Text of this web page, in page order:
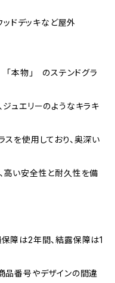
ッドデッキなど屋外
本物」 のステンドグラ
ュエリーのようなキラキ
スを使用しており、奥深い
高い安全性と耐久性を備
障は2年間、結露保障は1
品番号やデザインの間違